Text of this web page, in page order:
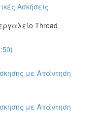
Ασκήσεις
Thread
με Απάντηση
με Απάντηση